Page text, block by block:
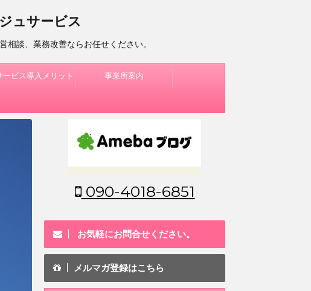
ュサービス
談、業務改善ならお任せください。
ービス導入メリット 事業所案内
090-4018-6851
お気軽にお問合せください。
メルマガ登録はこちら